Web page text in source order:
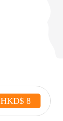
HKD$ 8